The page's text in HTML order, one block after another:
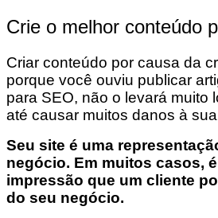
Crie o melhor conteúdo
Criar conteúdo por causa da
porque você ouviu publicar
para SEO, não o levará muito
até causar muitos danos à
Seu site é uma
negócio. Em muitos casos,
impressão que um cliente
do seu negócio.